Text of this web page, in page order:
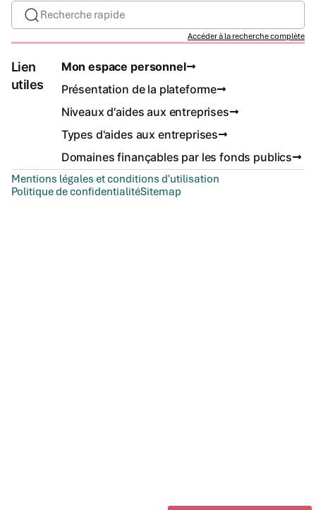
Recherche rapide
Accéder à la recherche complète
Lien
utiles
Mon espace personnel
Présentation de la plateforme
Niveaux d'aides aux entreprises
Types d'aides aux entreprises
Domaines finançables par les fonds publics
Mentions légales et conditions d'utilisation
Politique de confidentialitéSitemap